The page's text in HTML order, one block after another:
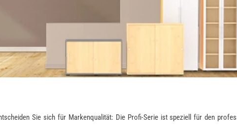
Sie sich für Markenqualität: Die Profi-Serie ist speziell für den